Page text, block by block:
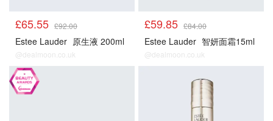
£65.55 £92.00
Estee Lauder 原生液 200ml
@dealmoon.co.uk
£59.85 £84.00
Estee Lauder 智妍面霜15ml
@dealmoon.co.uk
正价产品85折